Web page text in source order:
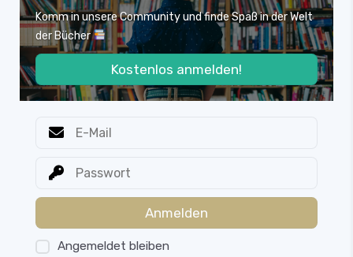
Komm in unsere Community und finde Spaß in der Welt
der Bücher
Kostenlos anmelden!
Anmelden
Angemeldet bleiben